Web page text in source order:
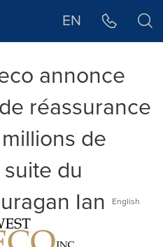
EN
annonce
réassurance
de
du
Ian
English